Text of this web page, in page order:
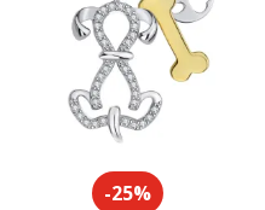
-25%